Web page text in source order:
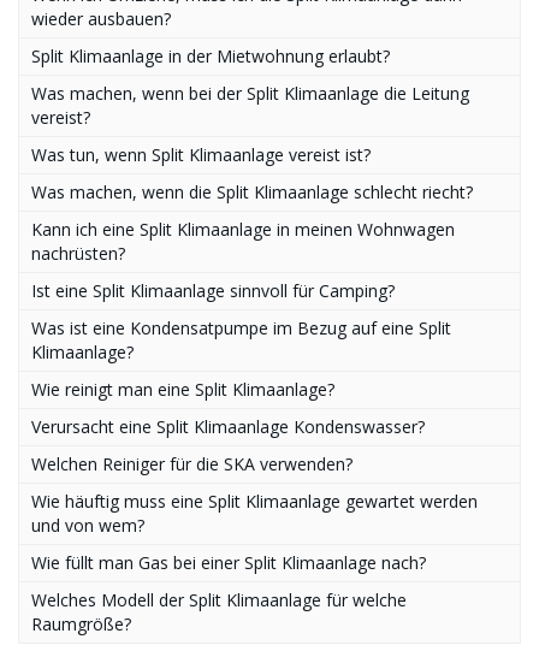
wieder ausbauen?
Split Klimaanlage in der Mietwohnung erlaubt?
Was machen, wenn bei der Split Klimaanlage die Leitung
vereist?
Was tun, wenn Split Klimaanlage vereist ist?
Was machen, wenn die Split Klimaanlage schlecht riecht?
Kann ich eine Split Klimaanlage in meinen Wohnwagen
nachrüsten?
Ist eine Split Klimaanlage sinnvoll für Camping?
Was ist eine Kondensatpumpe im Bezug auf eine Split
Klimaanlage?
Wie reinigt man eine Split Klimaanlage?
Verursacht eine Split Klimaanlage Kondenswasser?
Welchen Reiniger für die SKA verwenden?
Wie häuftig muss eine Split Klimaanlage gewartet werden
und von wem?
Wie füllt man Gas bei einer Split Klimaanlage nach?
Welches Modell der Split Klimaanlage für welche
Raumgröße?